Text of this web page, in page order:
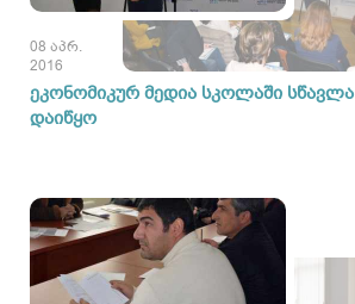
08 აპრ.
2016
ეკონომიკურ მედია სკოლაში სწავლა
დაიწყო